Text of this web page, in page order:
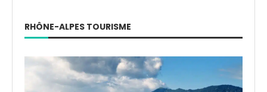
RHÔNE-ALPES TOURISME